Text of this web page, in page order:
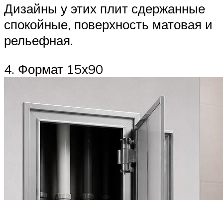
Дизайны у этих плит сдержанные
спокойные, поверхность матовая и
рельефная.
4. Формат 15х90